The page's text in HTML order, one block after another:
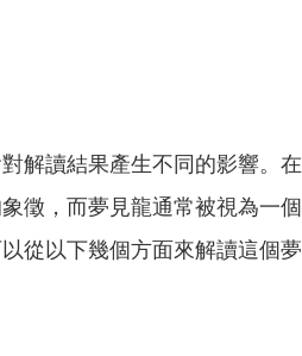
解讀結果產生不同的影響。在
徵，而夢見龍通常被視為一個
從以下幾個方面來解讀這個夢